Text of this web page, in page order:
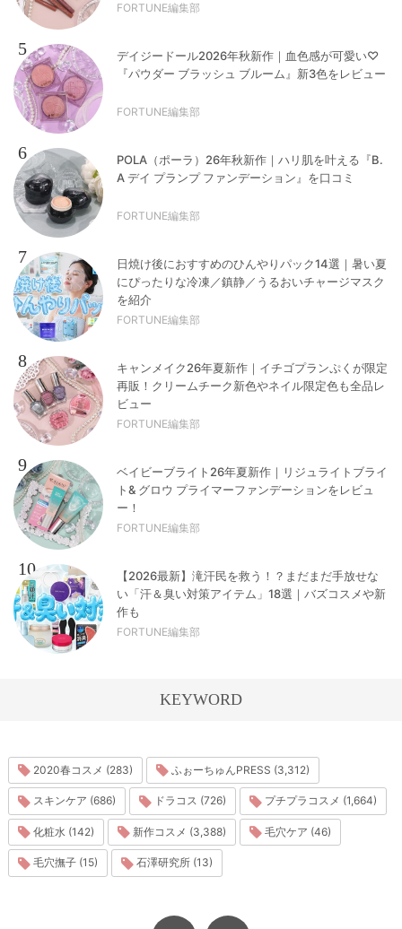
FORTUNE編集部
5
デイジードール2026年秋新作｜血色感が可愛い♡
『パウダー ブラッシュ ブルーム』新3色をレビュー
FORTUNE編集部
6
POLA（ポーラ）26年秋新作｜ハリ肌を叶える『B.
A デイ プランプ ファンデーション』を口コミ
FORTUNE編集部
7
日焼け後におすすめのひんやりパック14選｜暑い夏
にぴったりな冷凍／鎮静／うるおいチャージマスク
を紹介
FORTUNE編集部
8
キャンメイク26年夏新作｜イチゴプランぷくが限定
再販！クリームチーク新色やネイル限定色も全品レ
ビュー
FORTUNE編集部
9
ベイビーブライト26年夏新作｜リジュライトブライ
ト& グロウ プライマーファンデーションをレビュ
ー！
FORTUNE編集部
10
【2026最新】滝汗民を救う！？まだまだ手放せな
い「汗＆臭い対策アイテム」18選｜バズコスメや新
作も
FORTUNE編集部
KEYWORD
2020春コスメ (283) ふぉーちゅんPRESS (3,312)
スキンケア (686) ドラコス (726) プチプラコスメ (1,664)
化粧水 (142) 新作コスメ (3,388) 毛穴ケア (46)
毛穴撫子 (15) 石澤研究所 (13)